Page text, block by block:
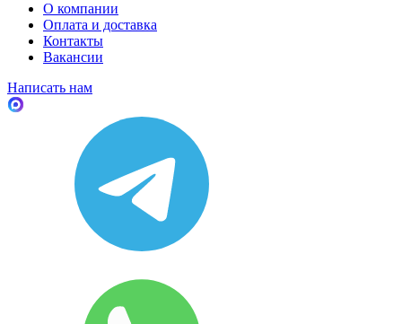
О компании
Оплата и доставка
Контакты
Вакансии
Написать нам